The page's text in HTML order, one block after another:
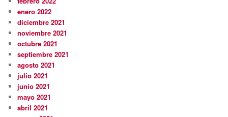
enero 2022
diciembre 2021
noviembre 2021
octubre 2021
septiembre 2021
agosto 2021
julio 2021
junio 2021
mayo 2021
abril 2021